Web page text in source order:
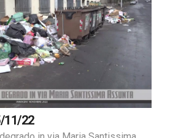
11/22